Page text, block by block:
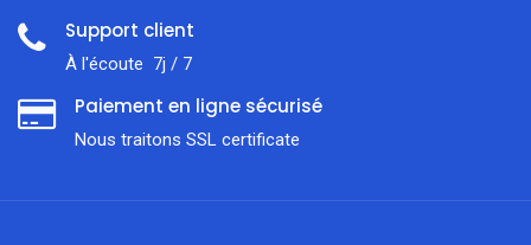
Support client
À l'écoute 7j / 7
Paiement en ligne sécurisé
Nous traitons SSL сertificate